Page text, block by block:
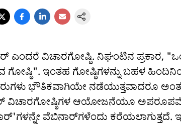
ಎಂದರೆ ವಿಚಾರಗೋಷ್ಠಿ. ನಿಘಂಟಿನ ಪ್ರಕಾರ,
ಗೋಷ್ಠಿ". ಇಂತಹ ಗೋಷ್ಠಿಗಳನ್ನು ಬಹಳ
ಭೌತಿಕವಾಗಿಯೇ ನಡೆಯುತ್ತವಾದರೂ
ವಿಚಾರಗೋಷ್ಠಿಗಳ ಆಯೋಜನೆಯೂ
ವೆಬಿನಾರ್‌ಗಳೆಂದು ಕರೆಯಲಾಗುತ್ತದೆ.